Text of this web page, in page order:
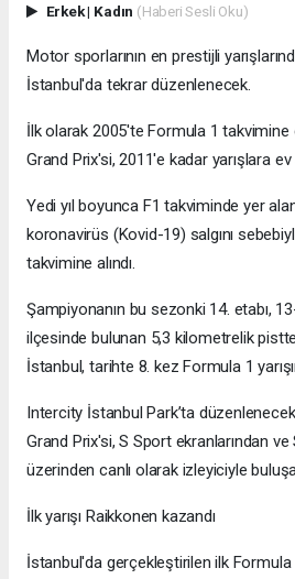
Erkek| Kadın (Haberi Sesli Oku)
Motor sporlarının en prestijli
İstanbul'da tekrar düzenlenecek.
İlk olarak 2005'te Formula 1 takvimine
Grand Prix'si, 2011'e kadar yarışlara ev
Yedi yıl boyunca F1 takviminde yer
koronavirüs (Kovid-19) salgını
takvimine alındı.
Şampiyonanın bu sezonki 14. etabı,
ilçesinde bulunan 5,3 kilometrelik
İstanbul, tarihte 8. kez Formula 1
Intercity İstanbul Park’ta
Grand Prix'si, S Sport ekranlarından
üzerinden canlı olarak izleyiciyle
İlk yarışı Raikkonen kazandı
İstanbul'da gerçekleştirilen ilk Formula